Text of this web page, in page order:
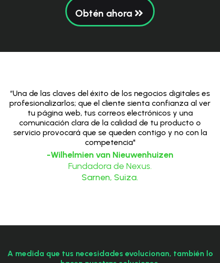
Obtén ahora
“Una de las claves del éxito de los negocios digitales es
profesionalizarlos; que el cliente sienta confianza al ver
tu página web, tus correos electrónicos y una
comunicación clara de la calidad de tu producto o
servicio provocará que se queden contigo y no con la
competencia"
-Wilhelmien van Nieuwenhuizen
Fundadora de Nexus.
Sarnen, Suiza.
A medida que tus necesidades evolucionan, también lo